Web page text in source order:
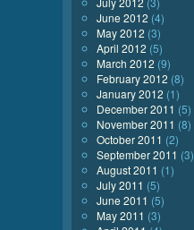
June 2012 (4)
May 2012 (3)
April 2012 (5)
March 2012 (9)
February 2012 (8)
January 2012 (1)
December 2011 (5)
November 2011 (8)
October 2011 (2)
September 2011 (3)
August 2011 (1)
July 2011 (5)
June 2011 (5)
May 2011 (3)